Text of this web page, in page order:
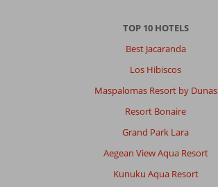
TOP 10 HOTELS
Best Jacaranda
Los Hibiscos
Maspalomas Resort by Dunas
Resort Bonaire
Grand Park Lara
Aegean View Aqua Resort
Kunuku Aqua Resort